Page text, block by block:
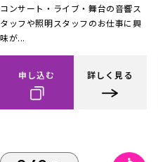
コンサート・ライブ・舞台の音響ス
タッフや照明スタッフのお仕事に興
味が...
申し込む 詳しく見る